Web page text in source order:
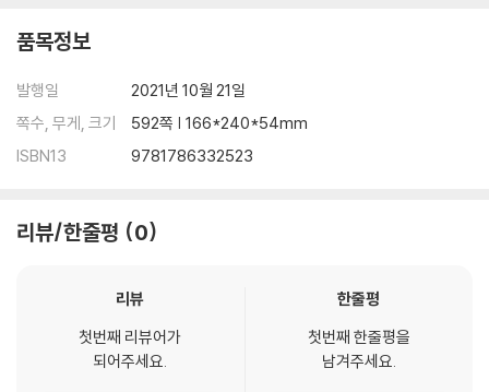
dy feels like an American coming of age classic to sit alon
ed
_____________________
me to Nebraska by the warden of the juvenile work farm wher
ter.
the family farm foreclosed upon by the bank, Emmett plans to
pick up his eight-year-old brother Billy and head to California t
o start a new life.
품목정보
발행일
2021년 10월 21일
쪽수, 무게, 크기
592쪽 | 166*240*54mm
ISBN13
9781786332523
리뷰/한줄평 0
리뷰
첫번째 리뷰어가
되어주세요.
한줄평
첫번째 한줄평을
남겨주세요.